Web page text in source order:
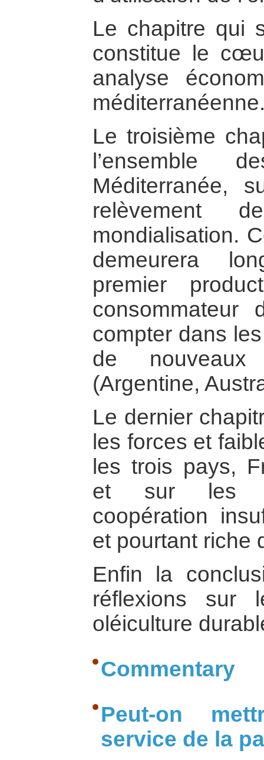
Le chapitre qui
constitue le
analyse
Le troisième
Méditerranée,
relèvement
mondialisation.
demeurera
premier
consommateur
compter dans
de nouveaux
(Argentine,
Le dernier
les forces et
les trois pays,
et sur les
coopération
et pourtant riche
Enfin la
réflexions sur
oléiculture
Commentary
Peut-on
service de la